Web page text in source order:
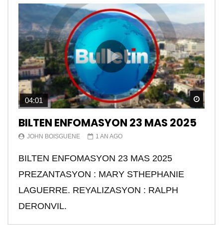
04:01
BILTEN ENFOMASYON 23 MAS 2025
JOHN BOISGUENE 1 AN AGO
BILTEN ENFOMASYON 23 MAS 2025
PREZANTASYON : MARY STHEPHANIE
LAGUERRE. REYALIZASYON : RALPH
DERONVIL.